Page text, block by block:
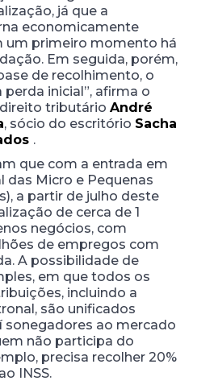
já que a
economicamente
um primeiro momento há
Em seguida, porém,
de recolhimento, o
inicial”, afirma o
tributário André
, sócio do escritório Sacha
.
que com a entrada em
das Micro e Pequenas
a partir de julho deste
de cerca de 1
negócios, com
de empregos com
A possibilidade de
em que todos os
incluindo a
são unificados
sonegadores ao mercado
não participa do
precisa recolher 20%
INSS.